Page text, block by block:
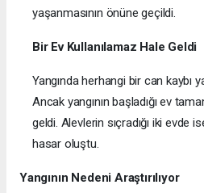
yaşanmasının önüne geçildi.
Bir Ev Kullanılamaz Hale Geldi
Yangında herhangi bir can kaybı
Ancak yangının başladığı ev
geldi. Alevlerin sıçradığı iki evde
hasar oluştu.
Yangının Nedeni Araştırılıyor